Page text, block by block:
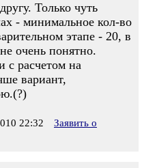
Только чуть
- минимальное кол-во
этапе - 20, в
очень понятно.
с расчетом на
вариант,
22:32
Заявить о